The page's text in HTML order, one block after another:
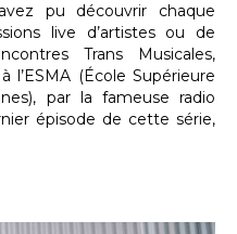
pu découvrir chaque
live d’artistes ou de
Trans Musicales,
(École Supérieure
par la fameuse radio
épisode de cette série,